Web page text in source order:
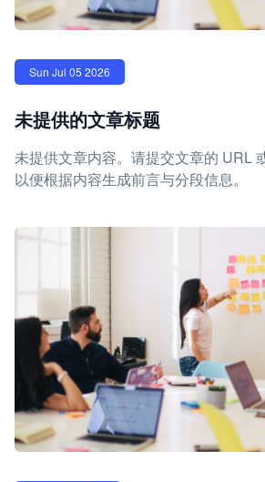
Sun Jul 05 2026
未提供的文章标题
未提供文章内容。请提交文章的 URL
以便根据内容生成前言与分段信息。